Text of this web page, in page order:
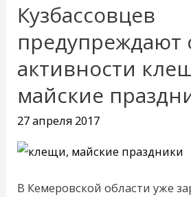
Кузбассовцев
предупреждают
активности
майские
27 апреля 2017
В Кемеровской области уже
Кузбассовцев
предупреждают
об
активности
клещей
майские
праздники